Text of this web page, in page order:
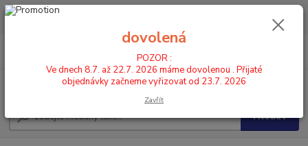
POZOR : Ve dnech 8.7. až 22.7. 2026 máme dovolenou . Přijaté
Hledat
dovolená
POZOR :
Ve dnech 8.7. až 22.7. 2026 máme dovolenou . Přijaté
objednávky začneme vyřizovat od 23.7. 2026
Zavřít